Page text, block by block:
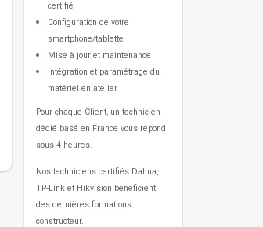
certifié
Configuration de votre
smartphone/tablette
Mise à jour et maintenance
Intégration et paramétrage du
matériel en atelier
Pour chaque Client, un technicien
dédié basé en France vous répond
sous 4 heures.
Nos techniciens certifiés Dahua,
TP-Link et Hikvision bénéficient
des dernières formations
constructeur.